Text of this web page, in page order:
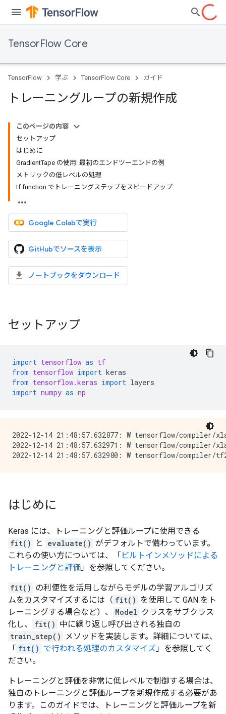
TensorFlow Core
TensorFlow 学ぶ TensorFlow Core ガイド
トレーニングループの新規作成
このページの内容
セットアップ
はじめに
GradientTape の使用: 最初のエンドツーエンドの例
メトリックの低レベルの処理
tf.function でトレーニングステップをスピードアップ
Google Colabで実行
GitHubでソースを表示
ノートブックをダウンロード
セットアップ
import tensorflow as tf
from tensorflow import keras
from tensorflow.keras import layers
import numpy as np
2022-12-14 21:48:57.632877: W tensorflow/
2022-12-14 21:48:57.632971: W tensorflow/
はじめに
Keras には、トレーニングと評価ループに使用できる
fit()
と evaluate() がデフォルトで備わっています。
これらの使い方については、「 ビルトインメソッドによる
トレーニングと評価」を参照してください。
fit() の利便性を活用しながらモデルの学習アルゴリズ
ムをカスタマイズするには（ fit() を使用して GAN をト
レーニングする場合など）、
Model クラスをサブクラス
化し、
fit() 中に繰り返し呼び出される独自の
train_step()
メソッドを実装します。詳細については、
「 fit() で行われる処理のカスタマイズ」を参照してく
ださい。
トレーニングと評価を非常に低レベルで制御する場合は、
独自のトレーニングと評価ループを新規作成する必要があ
ります。このガイドでは、トレーニングと評価ループを新